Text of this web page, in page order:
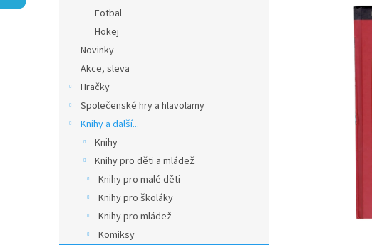
Fotbal
Hokej
Novinky
Akce, sleva
Hračky
Společenské hry a hlavolamy
Knihy a další...
Knihy
Knihy pro děti a mládež
Knihy pro malé děti
Knihy pro školáky
Knihy pro mládež
Komiksy